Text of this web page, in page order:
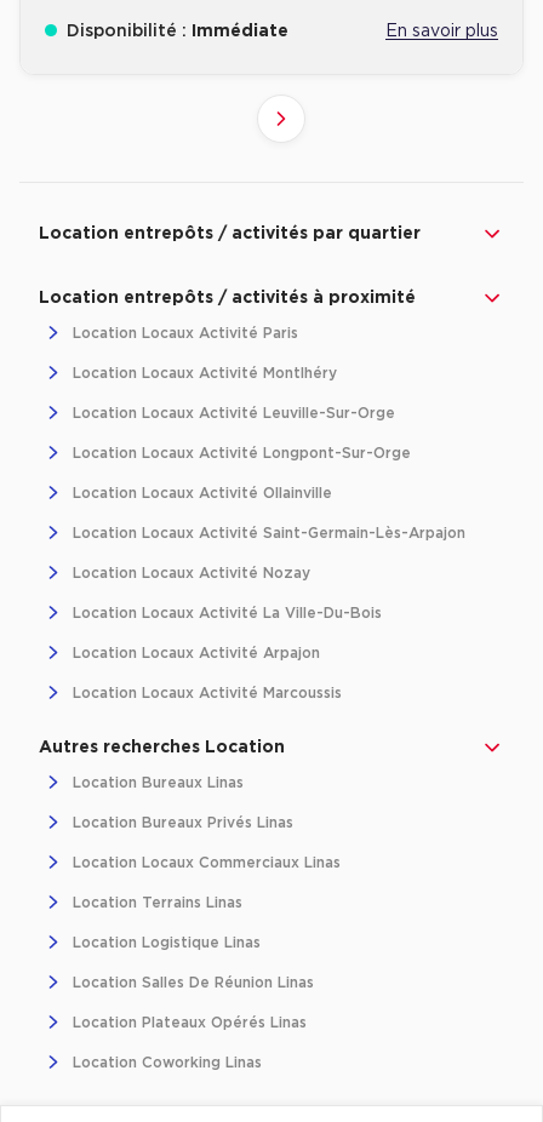
Disponibilité : Immédiate En savoir plus
Suivant
Location entrepôts / activités par quartier
Location entrepôts / activités à proximité
Location Locaux Activité Paris
Location Locaux Activité Montlhéry
Location Locaux Activité Leuville-Sur-Orge
Location Locaux Activité Longpont-Sur-Orge
Location Locaux Activité Ollainville
Location Locaux Activité Saint-Germain-Lès-Arpajon
Location Locaux Activité Nozay
Location Locaux Activité La Ville-Du-Bois
Location Locaux Activité Arpajon
Location Locaux Activité Marcoussis
Autres recherches Location
Location Bureaux Linas
Location Bureaux Privés Linas
Location Locaux Commerciaux Linas
Location Terrains Linas
Location Logistique Linas
Location Salles De Réunion Linas
Location Plateaux Opérés Linas
Location Coworking Linas